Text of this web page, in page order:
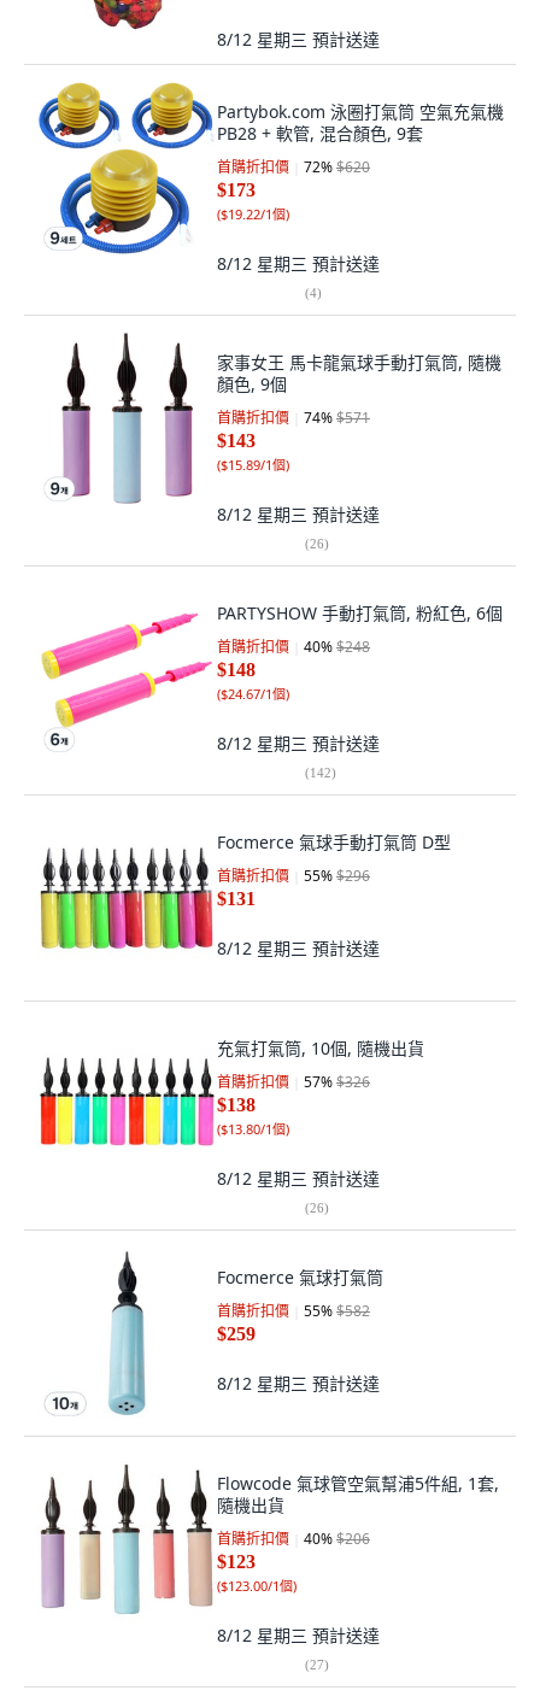
8/12 星期三 預計送達
Partybok.com 泳圈打氣筒 空氣充氣機
PB28 + 軟管, 混合顏色, 9套
首購折扣價 72%$620
$173
($19.22/1個)
8/12 星期三 預計送達
(4)
家事女王 馬卡龍氣球手動打氣筒, 隨機
顏色, 9個
首購折扣價 74%$571
$143
($15.89/1個)
8/12 星期三 預計送達
(26)
PARTYSHOW 手動打氣筒, 粉紅色, 6個
首購折扣價 40%$248
$148
($24.67/1個)
8/12 星期三 預計送達
(142)
Focmerce 氣球手動打氣筒 D型
首購折扣價 55%$296
$131
8/12 星期三 預計送達
充氣打氣筒, 10個, 隨機出貨
首購折扣價 57%$326
$138
($13.80/1個)
8/12 星期三 預計送達
(26)
Focmerce 氣球打氣筒
首購折扣價 55%$582
$259
8/12 星期三 預計送達
Flowcode 氣球管空氣幫浦5件組, 1套,
隨機出貨
首購折扣價 40%$206
$123
($123.00/1個)
8/12 星期三 預計送達
(27)